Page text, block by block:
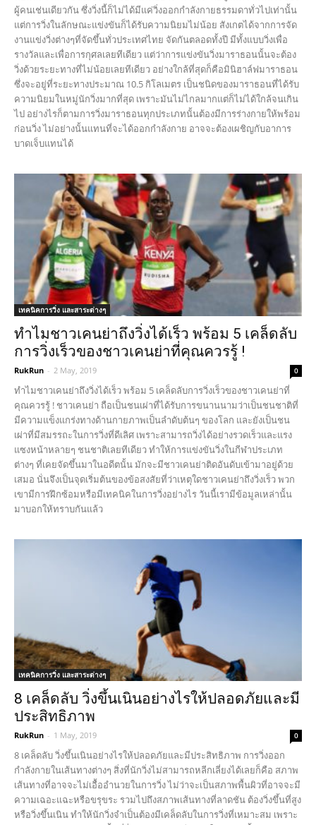
ผู้คนเช่นเดียวกัน ซึ่งวิ่งนี้ก็ไม่ได้มีแค่วิ่งออกกำลังกายธรรมดาทั่วไปเท่านั้น
แต่การวิ่งในลักษณะแข่งขันก็ได้รับความนิยมไม่น้อย สังเกตได้จากการจัด
งานแข่งวิ่งต่างๆที่จัดขึ้นทั่วประเทศไทย จัดกันตลอดทั้งปี มีทั้งแบบวิ่งเพื่อ
รางวัลและเพื่อการกุศลเลยทีเดียว แต่ว่าการแข่งขันวิ่งมาราธอนนั้นจะต้อง
วิ่งด้วยระยะทางที่ไม่น้อยเลยทีเดียว อย่างใกล้ที่สุดก็คือมินิฮาล์ฟมาราธอน
ซึ่งจะอยู่ที่ระยะทางประมาณ 10.5 กิโลเมตร เป็นชนิดของมาราธอนที่ได้รับ
ความนิยมในหมู่นักวิ่งมากที่สุด เพราะมันไม่ไกลมากแต่ก็ไม่ได้ใกล้จนเกิน
ไป อย่างไรก็ตามการวิ่งมาราธอนทุกประเภทนั้นต้องมีการร่างกายให้พร้อม
ก่อนวิ่ง ไม่อย่างนั้นแทนที่จะได้ออกกำลังกาย อาจจะต้องเผชิญกับอาการ
บาดเจ็บแทนได้
เทคนิคการวิ่ง และสาระต่างๆ
ทำไมชาวเคนย่าถึงวิ่งได้เร็ว พร้อม 5 เคล็ดลับ
การวิ่งเร็วของชาวเคนย่าที่คุณควรรู้ !
RukRun - 2 May, 2019 0
ทำไมชาวเคนย่าถึงวิ่งได้เร็ว พร้อม 5 เคล็ดลับการวิ่งเร็วของชาวเคนย่าที่
คุณควรรู้ ! ชาวเคนย่า ถือเป็นชนเผ่าที่ได้รับการขนานนามว่าเป็นชนชาติที่
มีความแข็งแกร่งทางด้านกายภาพเป็นลำดับต้นๆ ของโลก และยังเป็นชน
เผ่าที่มีสมรรถะในการวิ่งที่ดีเลิศ เพราะสามารถวิ่งได้อย่างรวดเร็วและแรง
แซงหน้าหลายๆ ชนชาติเลยทีเดียว ทำให้การแข่งขันวิ่งในกีฬาประเภท
ต่างๆ ที่เคยจัดขึ้นมาในอดีตนั้น มักจะมีชาวเคนย่าติดอันดับเข้ามาอยู่ด้วย
เสมอ นั่นจึงเป็นจุดเริ่มต้นของข้อสงสัยที่ว่าเหตุใดชาวเคนย่าถึงวิ่งเร็ว พวก
เขามีการฝึกซ้อมหรือมีเทคนิคในการวิ่งอย่างไร วันนี้เรามีข้อมูลเหล่านั้น
มาบอกให้ทราบกันแล้ว
เทคนิคการวิ่ง และสาระต่างๆ
8 เคล็ดลับ วิ่งขึ้นเนินอย่างไรให้ปลอดภัยและมี
ประสิทธิภาพ
RukRun - 1 May, 2019 0
8 เคล็ดลับ วิ่งขึ้นเนินอย่างไรให้ปลอดภัยและมีประสิทธิภาพ การวิ่งออก
กำลังกายในเส้นทางต่างๆ สิ่งที่นักวิ่งไม่สามารถหลีกเลี่ยงได้เลยก็คือ สภาพ
เส้นทางที่อาจจะไม่เอื้ออำนวยในการวิ่ง ไม่ว่าจะเป็นสภาพพื้นผิวที่อาจจะมี
ความเฉอะแฉะหรือขรุขระ รวมไปถึงสภาพเส้นทางที่ลาดชัน ต้องวิ่งขึ้นที่สูง
หรือวิ่งขึ้นเนิน ทำให้นักวิ่งจำเป็นต้องมีเคล็ดลับในการวิ่งที่เหมาะสม เพราะ